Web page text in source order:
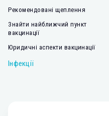
Рекомендовані щеплення
Знайти найближчий пункт
вакцинації
Юридичні аспекти вакцинації
Інфекції